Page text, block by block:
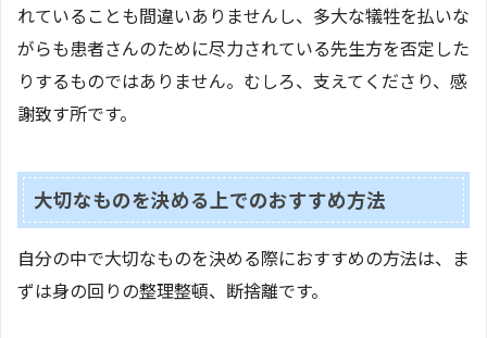
れていることも間違いありませんし、多大な犠牲を払いな
がらも患者さんのために尽力されている先生方を否定した
りするものではありません。むしろ、支えてくださり、感
謝致す所です。
大切なものを決める上でのおすすめ方法
自分の中で大切なものを決める際におすすめの方法は、ま
ずは身の回りの整理整頓、断捨離です。